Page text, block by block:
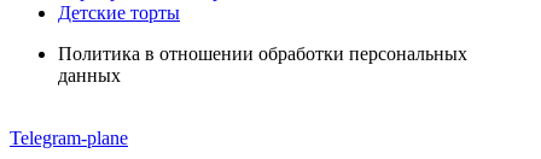
Детские торты
Политика в отношении обработки персональных
данных
Telegram-plane